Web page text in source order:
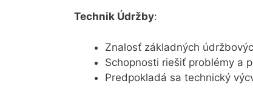
Technik Údržby:
Znalosť základných
Schopnosti riešiť problémy a
Predpokladá sa technický